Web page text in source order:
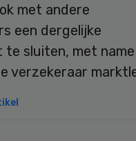
met andere
een dergelijke
te sluiten, met name
verzekeraar